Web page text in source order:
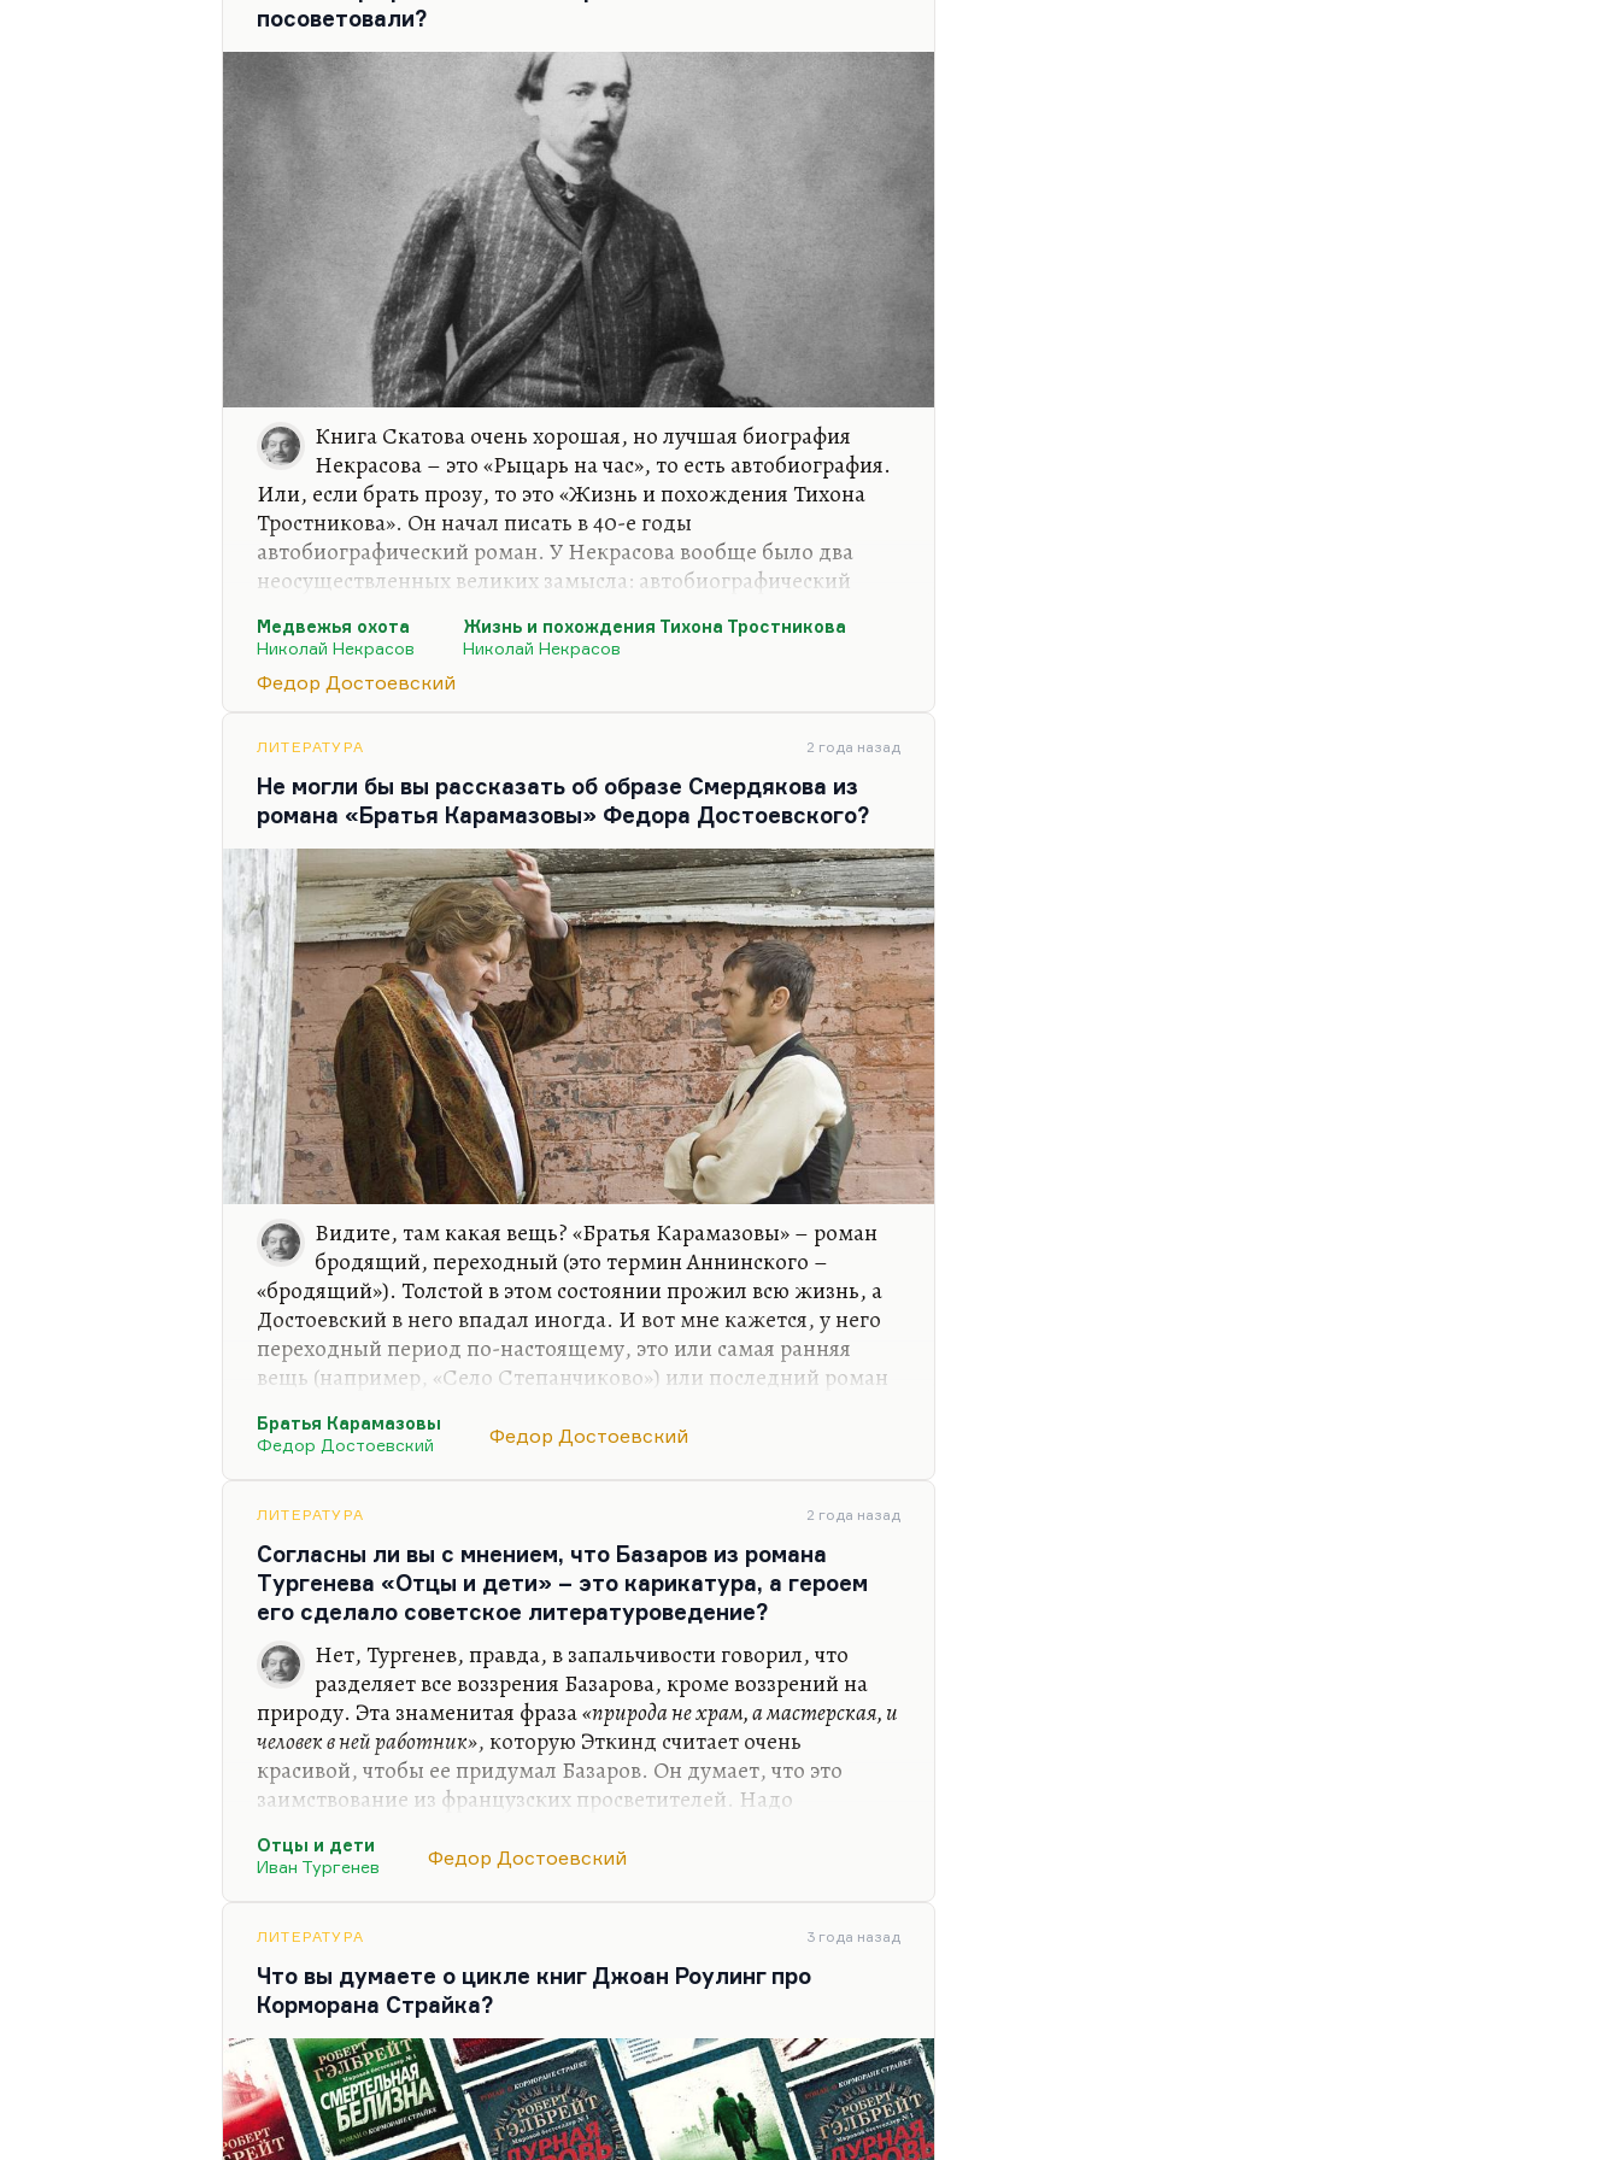
серьезную полемику. Видимо, это связано с тем, что
независимый аналитический проект «Ахилла» враждебен
современному православию уже двумя словами —
«независимый» и «аналитический».
Но дьякон Ахилла — это персонаж лесковских «Соборян». Два,
может быть, главных текста Лескова — это «Соборяне» и
«Мелочи архиерейской жизни». Это…
посоветовали?
Книга Скатова очень хорошая, но лучшая биография
Некрасова – это «Рыцарь на час», то есть автобиография.
Или, если брать прозу, то это «Жизнь и похождения Тихона
Тростникова». Он начал писать в 40-е годы
автобиографический роман. У Некрасова вообще было два
неосуществленных великих замысла: автобиографический
Тростникова» и неоконченная великолепная по эскизам драма
в стихах «Медвежья охота», где он выносит приговор
поколению и где медвежья охота вырастает до такого
она была так же интерпретирована. Такая охота на своих,
потрава.
Про Некрасова мог написать только Некрасов.…
Медвежья охота
Николай Некрасов
Жизнь и похождения Тихона Тростникова
Николай Некрасов
Федор Достоевский
ЛИТЕРАТУРА 2 года назад
Не могли бы вы рассказать об образе Смердякова из
романа «Братья Карамазовы» Федора Достоевского?
Видите, там какая вещь? «Братья Карамазовы» – роман
бродящий, переходный (это термин Аннинского –
«бродящий»). Толстой в этом состоянии прожил всю жизнь, а
Достоевский в него впадал иногда. И вот мне кажется, у него
переходный период по-настоящему, это или самая ранняя
вещь (например, «Село Степанчиково») или последний роман
– это роман отхода от реакции, это роман постепенно
нарастающей ссоры с Победоносцевым, это роман. У
разочаровался в идеях революционных, фурьеристских, левых,
но под конец он разочаровался в государственности. Поэтому
этот старец, который у него там…
Братья Карамазовы
Федор Достоевский
Федор Достоевский
ЛИТЕРАТУРА 2 года назад
Согласны ли вы с мнением, что Базаров из романа
Тургенева «Отцы и дети» – это карикатура, а героем
его сделало советское литературоведение?
Нет, Тургенев, правда, в запальчивости говорил, что
разделяет все воззрения Базарова, кроме воззрений на
природу. Эта знаменитая фраза«природа не храм, а мастерская, и
человек в ней работник», которую Эткинд считает очень
красивой, чтобы ее придумал Базаров. Он думает, что это
заимствование из французских просветителей. Надо
конечно, Базаров – не пародия и не карикатура. Базаров –
сильный, умный, талантливый человек, который находится в
Во-первых, это проблема отцов и детей, в которой каждое
следующее поколение оказывается в перпендикуляре к
предыдущему,…
Отцы и дети
Иван Тургенев
Федор Достоевский
ЛИТЕРАТУРА 3 года назад
Что вы думаете о цикле книг Джоан Роулинг про
Корморана Страйка?